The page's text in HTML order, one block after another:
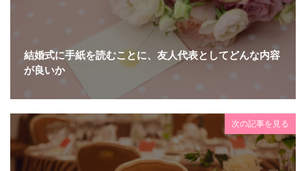
結婚式に手紙を読むことに、友人代表としてどんな内容
が良いか
次の記事を見る